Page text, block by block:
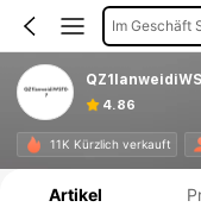
Im Geschäft
4.86
11K Kürzlich verkauft
Produktinformation:
Artikel